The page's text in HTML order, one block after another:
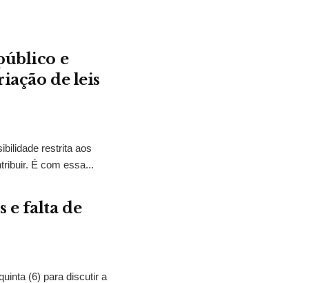
e
de leis
restrita aos
É com essa...
e falta de
(6) para discutir a